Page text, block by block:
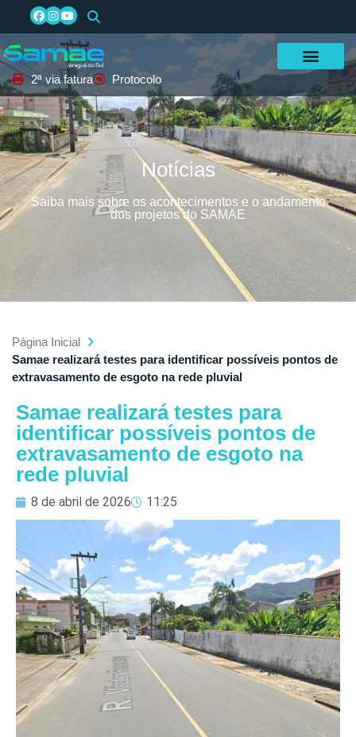
2ª via fatura Protocolo
Notícias
Saiba mais sobre os acontecimentos e o andamento
dos projetos do SAMAE
Página Inicial
Samae realizará testes para identificar possíveis pontos de
extravasamento de esgoto na rede pluvial
Samae realizará testes para
identificar possíveis pontos de
extravasamento de esgoto na
rede pluvial
8 de abril de 2026 11:25